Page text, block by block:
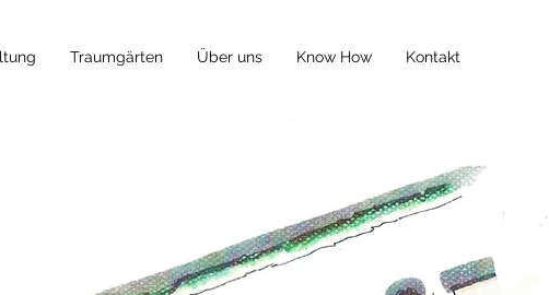
Traumgärten Über uns Know How Kontakt